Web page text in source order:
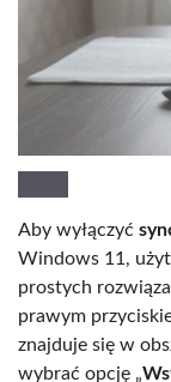
Aby wyłączyć
Windows 11,
prostych
prawym
znajduje się w
wybrać opcję „